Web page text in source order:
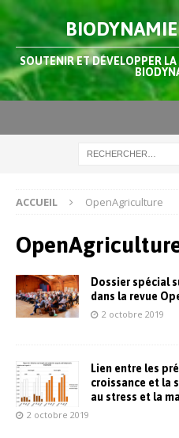
SOUTENIR ET DÉVELOPPER
ACCUEIL OpenAgriculture
Dossier spécial
dans la revue
2 octobre 2019
Lien entre les
croissance et la
au stress et la
2 octobre 2019